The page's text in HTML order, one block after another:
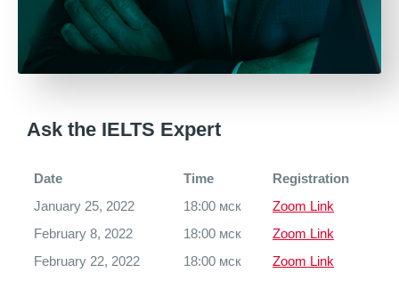
Ask the IELTS Expert
Date Time
Registration
January 25, 2022
18:00 мск
Zoom Link
February 8, 2022
18:00 мск
Zoom Link
February 22, 2022
18:00 мск
Zoom Link